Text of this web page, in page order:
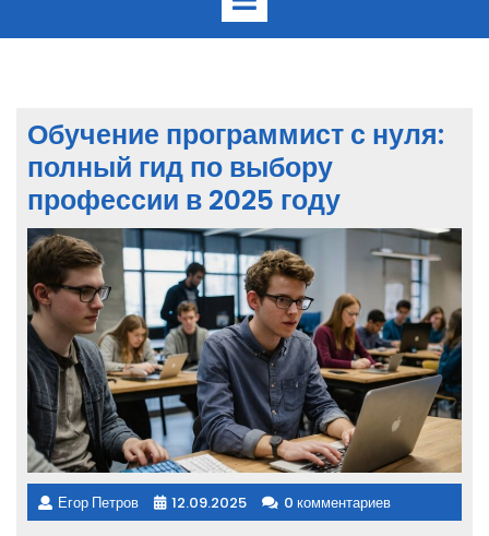
Обучение программист с нуля:
полный гид по выбору
профессии в 2025 году
Егор Петров 12.09.2025 0 комментариев